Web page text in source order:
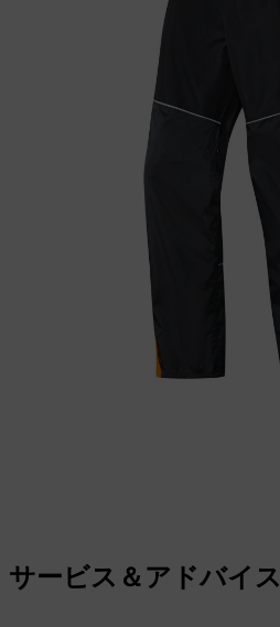
サービス＆アドバイス